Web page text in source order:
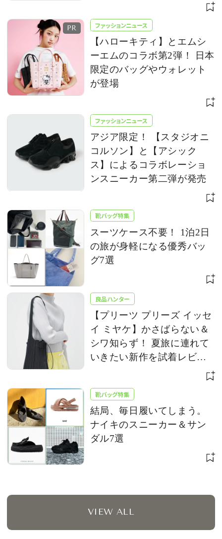
ファッションニュース
【ハローキティ】とエムシ
ーエムのコラボ第2弾！ 日本
限定のバッグやウォレット
が登場
ファッションニュース
アジア限定！ 【スタジオニ
コルソン】と【アシック
ス】によるコラボレーショ
ンスニーカー第二弾が発売
靴バッグ特集
スーツケース不要！ 1泊2日
の旅が身軽になる優秀バッ
グ7選
良品ハンター
【プリーツ プリーズ イッセ
イ ミヤケ】かさばらない＆
シワ知らず！ 夏旅に連れて
いきたい新作を試着レビュ
靴バッグ特集
結局、毎日履いてしまう。
ナイキのスニーカー＆サン
ダル7選
VIEW ALL